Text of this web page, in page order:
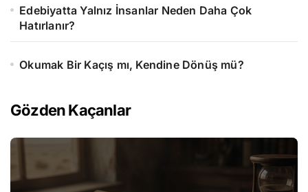
Edebiyatta Yalnız İnsanlar Neden Daha Çok
Hatırlanır?
Okumak Bir Kaçış mı, Kendine Dönüş mü?
Gözden Kaçanlar